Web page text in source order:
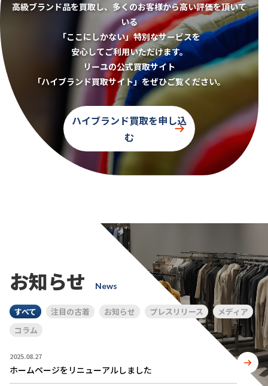
高級ブランド品を買取し、多くのお客様から高い評価を頂いて
いる
「ここにしかない」特別なサービスを
安心してご利用いただけます。
リーユの公式買取サイト
「ハイブランド買取サイト」をぜひご覧ください。
ハイブランド買取を申し込
む
お知らせ News
すべて 注目の古着 お知らせ プレスリリース
メディア
コラム
2025.08.27
ホームページをリニューアルしました